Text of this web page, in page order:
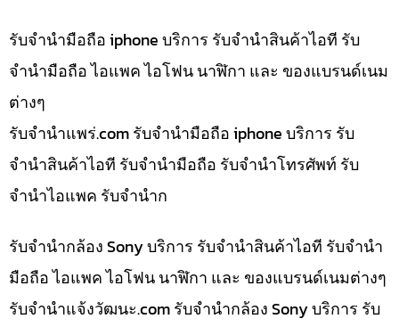
รับจำนำมือถือ iphone บริการ รับจำนำสินค้าไอที รับ
จำนำมือถือ ไอแพค ไอโฟน นาฬิกา และ ของแบรนด์เนม
ต่างๆ
รับจํานําแพร่.com รับจำนำมือถือ iphone บริการ รับ
จำนำสินค้าไอที รับจำนำมือถือ รับจำนำโทรศัพท์ รับ
จำนำไอแพค รับจำนำก
รับจำนำกล้อง Sony บริการ รับจำนำสินค้าไอที รับจำนำ
มือถือ ไอแพค ไอโฟน นาฬิกา และ ของแบรนด์เนมต่างๆ
รับจํานําแจ้งวัฒนะ.com รับจำนำกล้อง Sony บริการ รับ